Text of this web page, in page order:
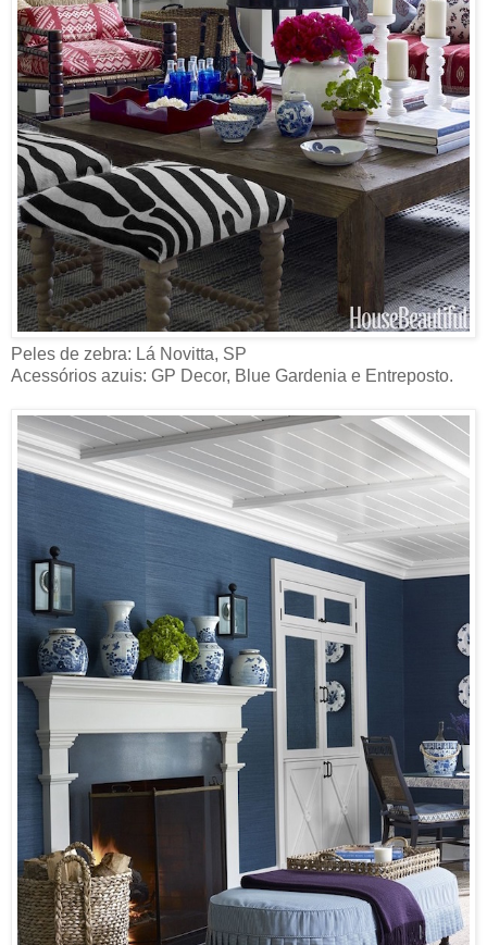
Peles de zebra: Lá Novitta, SP
Acessórios azuis: GP Decor, Blue Gardenia e Entreposto.